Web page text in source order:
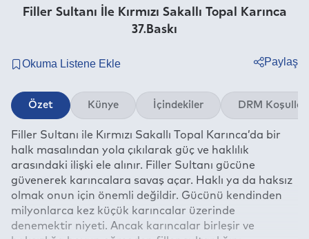
Filler Sultanı İle Kırmızı Sakallı Topal Karınca
37.Baskı
Paylaş
Twitter
Linkedin
Whatsapp
Telegram
E-mail
Özet Künye İçindekiler DRM Koşulları
Filler Sultanı ile Kırmızı Sakallı Topal Karınca’da bir
halk masalından yola çıkılarak güç ve haklılık
arasındaki ilişki ele alınır. Filler Sultanı gücüne
güvenerek karıncalara savaş açar. Haklı ya da haksız
olmak onun için önemli değildir. Gücünü kendinden
milyonlarca kez küçük karıncalar üzerinde
denemektir niyeti. Ancak karıncalar birleşir ve